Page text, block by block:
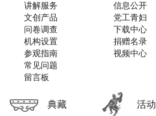
讲解服务
文创产品
问卷调查
机构设置
参观指南
常见问题
留言板
信息公开
党工青妇
下载中心
捐赠名录
视频中心
典藏 活动